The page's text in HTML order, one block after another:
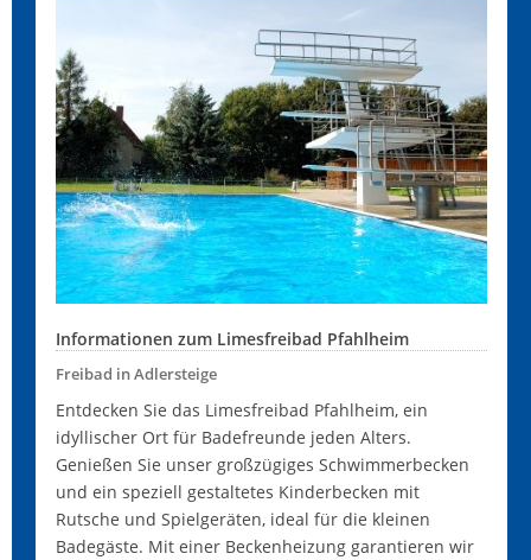
Informationen zum Limesfreibad Pfahlheim
Freibad in Adlersteige
Entdecken Sie das Limesfreibad Pfahlheim, ein
idyllischer Ort für Badefreunde jeden Alters.
Genießen Sie unser großzügiges Schwimmerbecken
und ein speziell gestaltetes Kinderbecken mit
Rutsche und Spielgeräten, ideal für die kleinen
Badegäste. Mit einer Beckenheizung garantieren wir